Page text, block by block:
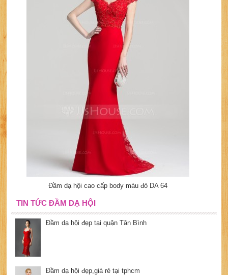
Đầm dạ hội cao cấp body màu đỏ DA 64
TIN TỨC ĐẦM DẠ HỘI
Đầm dạ hội đẹp tại quận Tân Bình
Đầm dạ hội đẹp,giá rẻ tại tphcm